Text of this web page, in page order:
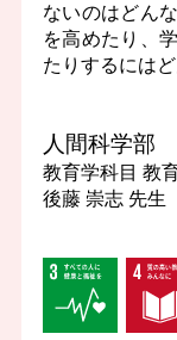
ないのはどん
を高めたり、
たりするには
人間科学部
教育学科目 教
後藤 崇志 先生